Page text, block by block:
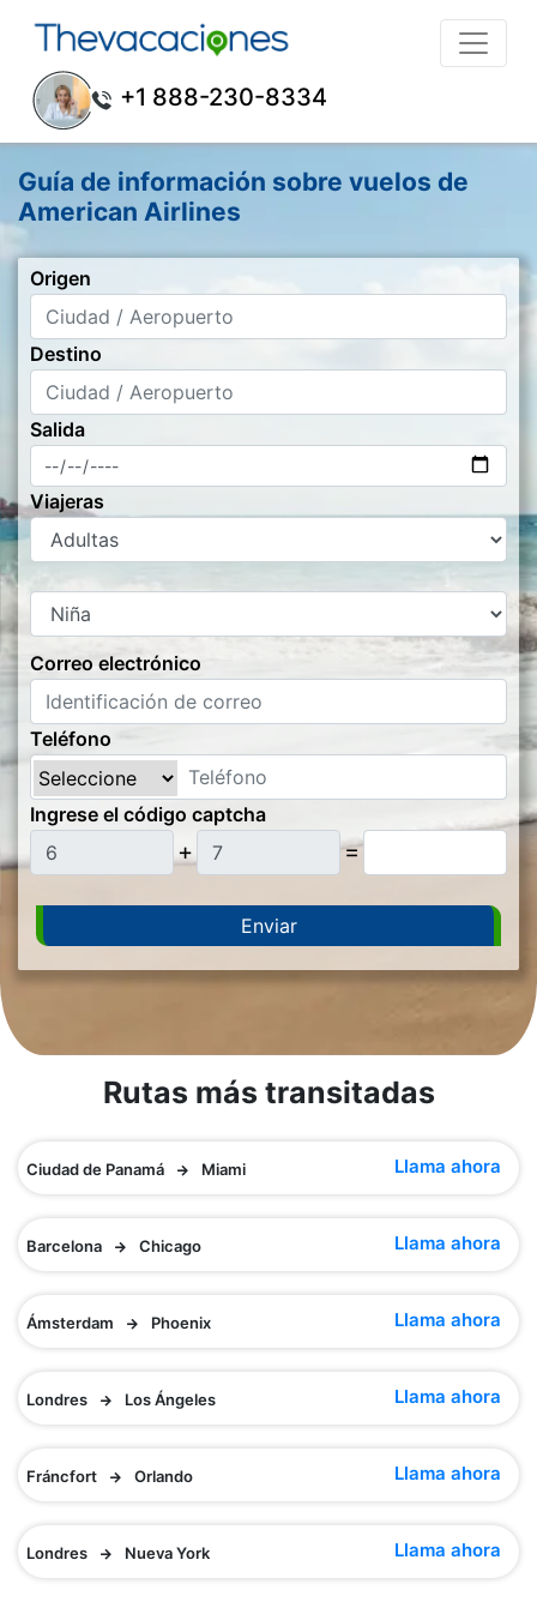
+1 888-230-8334
Guía de información sobre vuelos de
American Airlines
Origen
Destino
Salida
Viajeras
Correo electrónico
Teléfono
Ingrese el código captcha
+ =
Rutas más transitadas
Ciudad de Panamá Miami Llama ahora
Barcelona Chicago Llama ahora
Ámsterdam Phoenix Llama ahora
Londres Los Ángeles Llama ahora
Fráncfort Orlando Llama ahora
Londres Nueva York Llama ahora